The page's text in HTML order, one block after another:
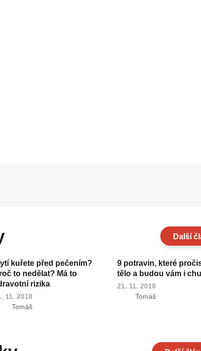
Další
kuřete před pečením?
to nedělat? Má to
rizika
11. 2018
Tomáš
9 potravin, které
tělo a budou vám i
21. 11. 2018
Tomáš